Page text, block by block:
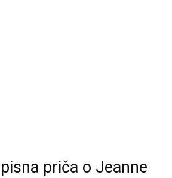
priča o Jeanne